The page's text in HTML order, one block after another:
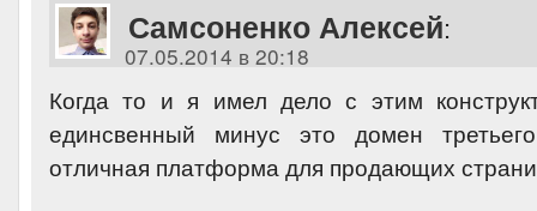
Самсоненко Алексей:
07.05.2014 в 20:18
Когда то и я имел дело с этим
единсвенный минус это домен
отличная платформа для продающих